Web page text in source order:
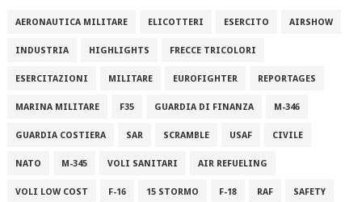
AERONAUTICA MILITARE ELICOTTERI ESERCITO AIRSHOW
INDUSTRIA HIGHLIGHTS FRECCE TRICOLORI
ESERCITAZIONI MILITARE EUROFIGHTER REPORTAGES
MARINA MILITARE F35 GUARDIA DI FINANZA M-346
GUARDIA COSTIERA SAR SCRAMBLE USAF CIVILE
NATO M-345 VOLI SANITARI AIR REFUELING
VOLI LOW COST F-16 15 STORMO F-18 RAF SAFETY